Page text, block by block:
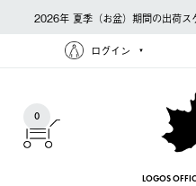
2026年 夏季（お盆）期間の出荷ス
ログイン
0
LOGOS